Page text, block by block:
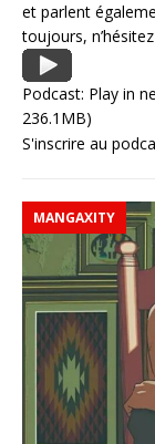
et parlent
toujours,
Podcast: Play in
236.1MB)
S'inscrire au
MANGAXITY